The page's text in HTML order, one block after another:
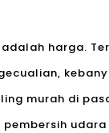
harga.
murah di